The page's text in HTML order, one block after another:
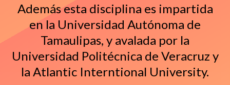
Además esta disciplina es impartida
en la Universidad Autónoma de
Tamaulipas, y avalada por la
Universidad Politécnica de Veracruz y
la Atlantic Interntional University.